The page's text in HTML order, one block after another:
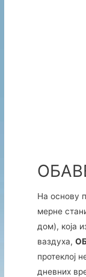
На основу
мерне
дом), која
ваздуха,
протеклој
дневних